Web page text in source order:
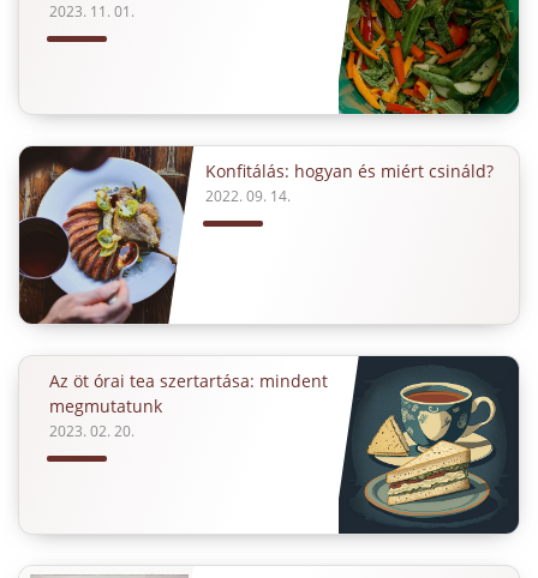
2023. 11. 01.
Konfitálás: hogyan és miért csináld?
2022. 09. 14.
Az öt órai tea szertartása: mindent
megmutatunk
2023. 02. 20.